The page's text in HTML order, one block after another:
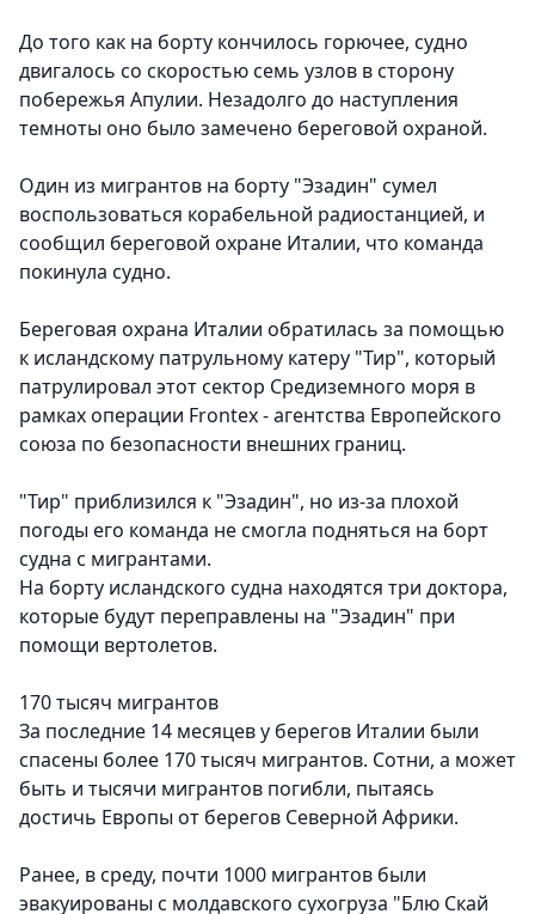
До того как на борту кончилось горючее, судно
двигалось со скоростью семь узлов в сторону
побережья Апулии. Незадолго до наступления
темноты оно было замечено береговой охраной.
Один из мигрантов на борту "Эзадин" сумел
воспользоваться корабельной радиостанцией, и
сообщил береговой охране Италии, что команда
покинула судно.
Береговая охрана Италии обратилась за помощью
к исландскому патрульному катеру "Тир", который
патрулировал этот сектор Средиземного моря в
рамках операции Frontex - агентства Европейского
союза по безопасности внешних границ.
"Тир" приблизился к "Эзадин", но из-за плохой
погоды его команда не смогла подняться на борт
судна с мигрантами.
На борту исландского судна находятся три доктора,
которые будут переправлены на "Эзадин" при
помощи вертолетов.
170 тысяч мигрантов
За последние 14 месяцев у берегов Италии были
спасены более 170 тысяч мигрантов. Сотни, а может
быть и тысячи мигрантов погибли, пытаясь
достичь Европы от берегов Северной Африки.
Ранее, в среду, почти 1000 мигрантов были
эвакуированы с молдавского сухогруза "Блю Скай